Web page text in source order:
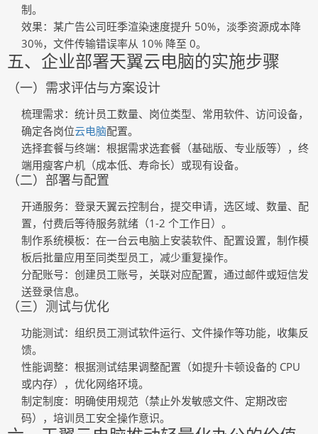
制。
效果：某广告公司旺季渲染速度提升 50%，淡季资源成本降
30%，文件传输错误率从 10% 降至 0。
五、企业部署天翼云电脑的实施步骤
（一）需求评估与方案设计
梳理需求：统计员工数量、岗位类型、常用软件、访问设备，
确定各岗位云电脑配置。
选择套餐与终端：根据需求选套餐（基础版、专业版等），终
端用瘦客户机（成本低、寿命长）或现有设备。
（二）部署与配置
开通服务：登录天翼云控制台，提交申请，选区域、数量、配
置，付费后等待服务就绪（1-2 个工作日）。
制作系统模板：在一台云电脑上安装软件、配置设置，制作模
板后批量应用至同类型员工，减少重复操作。
分配账号：创建员工账号，关联对应配置，通过邮件或短信发
送登录信息。
（三）测试与优化
功能测试：组织员工测试软件运行、文件操作等功能，收集反
馈。
性能调整：根据测试结果调整配置（如提升卡顿设备的 CPU
或内存），优化网络环境。
制定制度：明确使用规范（禁止外发敏感文件、定期改密
码），培训员工安全操作意识。